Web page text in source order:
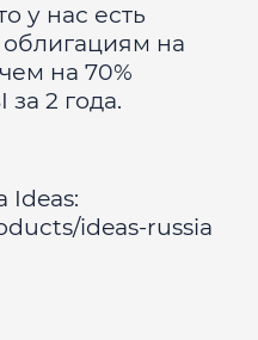
у нас есть
на
на 70%
за 2 года.
Ideas:
ideas-russia